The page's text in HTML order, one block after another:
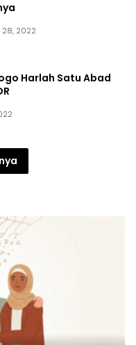
28, 2022
Harlah Satu Abad